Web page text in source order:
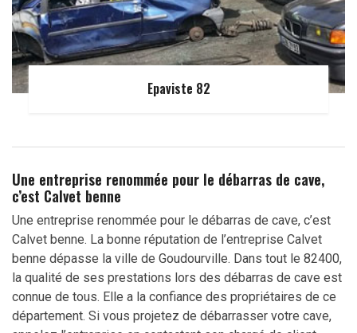
Epaviste 82
Une entreprise renommée pour le débarras de cave,
c’est Calvet benne
Une entreprise renommée pour le débarras de cave, c’est
Calvet benne. La bonne réputation de l’entreprise Calvet
benne dépasse la ville de Goudourville. Dans tout le 82400,
la qualité de ses prestations lors des débarras de cave est
connue de tous. Elle a la confiance des propriétaires de ce
département. Si vous projetez de débarrasser votre cave,